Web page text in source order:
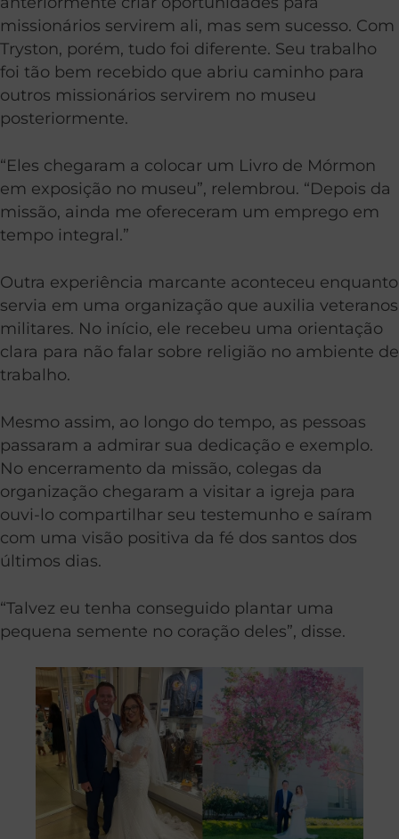
missionários servirem ali, mas sem sucesso. Com
Tryston, porém, tudo foi diferente. Seu trabalho
foi tão bem recebido que abriu caminho para
outros missionários servirem no museu
posteriormente.
“Eles chegaram a colocar um Livro de Mórmon
em exposição no museu”, relembrou. “Depois da
missão, ainda me ofereceram um emprego em
tempo integral.”
Outra experiência marcante aconteceu enquanto
servia em uma organização que auxilia veteranos
militares. No início, ele recebeu uma orientação
clara para não falar sobre religião no ambiente de
trabalho.
Mesmo assim, ao longo do tempo, as pessoas
passaram a admirar sua dedicação e exemplo.
No encerramento da missão, colegas da
organização chegaram a visitar a igreja para
ouvi-lo compartilhar seu testemunho e saíram
com uma visão positiva da fé dos santos dos
últimos dias.
“Talvez eu tenha conseguido plantar uma
pequena semente no coração deles”, disse.